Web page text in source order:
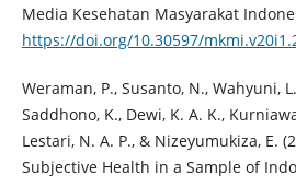
Media Kesehatan Masyarakat
https://doi.org/10.30597/
Weraman, P., Susanto, N., Wahyuni,
Saddhono, K., Dewi, K. A. K.,
Lestari, N. A. P., & Nizeyumukiza, E.
Subjective Health in a Sample of